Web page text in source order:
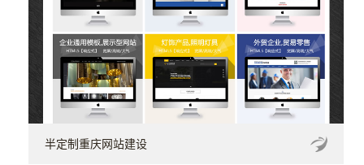
半定制重庆网站建设